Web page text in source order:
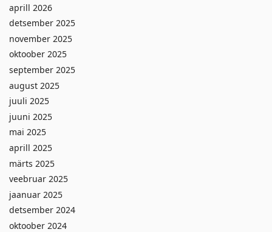
aprill 2026
detsember 2025
november 2025
oktoober 2025
september 2025
august 2025
juuli 2025
juuni 2025
mai 2025
aprill 2025
märts 2025
veebruar 2025
jaanuar 2025
detsember 2024
oktoober 2024